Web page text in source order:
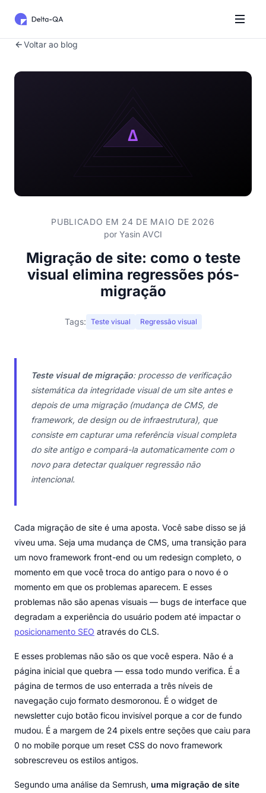
Voltar ao blog
PUBLICADO EM 24 DE MAIO DE 2026
por Yasin AVCI
Migração de site: como o teste
visual elimina regressões pós-
migração
Tags: Teste visual Regressão visual
Teste visual de migração: processo de verificação
sistemática da integridade visual de um site antes e
depois de uma migração (mudança de CMS, de
framework, de design ou de infraestrutura), que
consiste em capturar uma referência visual completa
do site antigo e compará-la automaticamente com o
novo para detectar qualquer regressão não
intencional.
Cada migração de site é uma aposta. Você sabe disso se já
viveu uma. Seja uma mudança de CMS, uma transição para
um novo framework front-end ou um redesign completo, o
momento em que você troca do antigo para o novo é o
momento em que os problemas aparecem. E esses
problemas não são apenas visuais — bugs de interface que
degradam a experiência do usuário podem até impactar o
posicionamento SEO através do CLS.
E esses problemas não são os que você espera. Não é a
página inicial que quebra — essa todo mundo verifica. É a
página de termos de uso enterrada a três níveis de
navegação cujo formato desmoronou. É o widget de
newsletter cujo botão ficou invisível porque a cor de fundo
mudou. É a margem de 24 pixels entre seções que caiu para
0 no mobile porque um reset CSS do novo framework
sobrescreveu os estilos antigos.
Segundo uma análise da Semrush, uma migração de site